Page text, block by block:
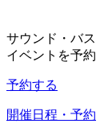
サウンド・バス
イベントを予約
予約する
開催日程・予約